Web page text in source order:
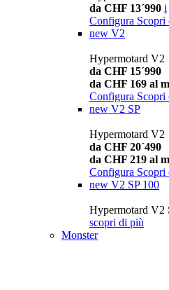
da CHF 13´990 i
Configura Scopri
new V2
Hypermotard V2
da CHF 15´990
da CHF 169 al
Configura Scopri
new V2 SP
Hypermotard V2
da CHF 20´490
da CHF 219 al
Configura Scopri
new V2 SP 100
Hypermotard V2
scopri di più
Monster